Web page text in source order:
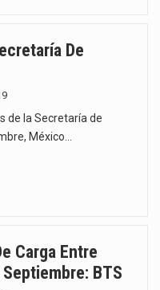
De
de la Secretaría de
México…
Carga Entre
Septiembre: BTS